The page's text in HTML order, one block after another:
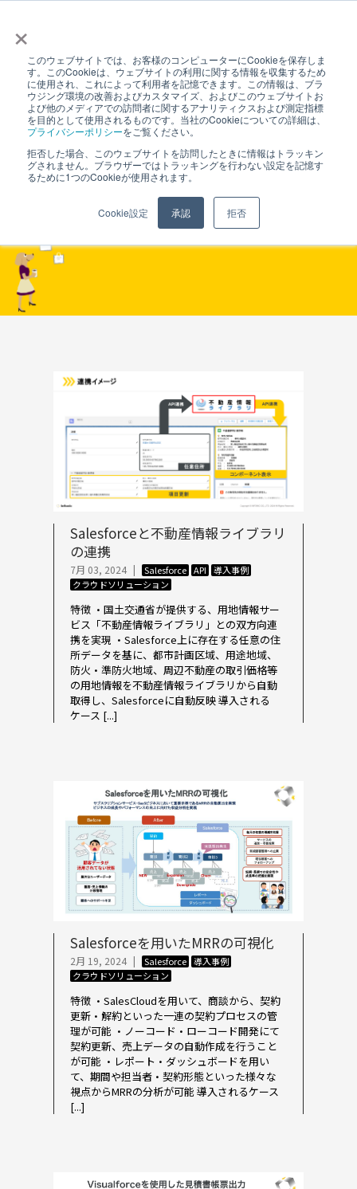
×
このウェブサイトでは、お客様のコンピューターにCookieを保存しま
す。このCookieは、ウェブサイトの利用に関する情報を収集するため
に使用され、これによって利用者を記憶できます。この情報は、ブラ
ウジング環境の改善およびカスタマイズ、およびこのウェブサイトお
よび他のメディアでの訪問者に関するアナリティクスおよび測定指標
を目的として使用されるものです。当社のCookieについての詳細は、
プライバシーポリシーをご覧ください。
拒否した場合、このウェブサイトを訪問したときに情報はトラッキン
グされません。ブラウザーではトラッキングを行わない設定を記憶す
るために1つのCookieが使用されます。
Cookie設定 承認 拒否
事例紹介
CASE STUDY
Salesforceと不動産情報ライブラリ
の連携
7月 03, 2024 | Salesforce API
導入事例
クラウドソリューション
特徴 ・国土交通省が提供する、用地情報サー
ビス「不動産情報ライブラリ」との双方向連
携を実現 ・Salesforce上に存在する任意の住
所データを基に、都市計画区域、用途地域、
防火・準防火地域、周辺不動産の取引価格等
の用地情報を不動産情報ライブラリから自動
取得し、Salesforceに自動反映 導入される
ケース [...]
Salesforceを用いたMRRの可視化
2月 19, 2024 | Salesforce 導入事例
クラウドソリューション
特徴 ・SalesCloudを用いて、商談から、契約
更新・解約といった一連の契約プロセスの管
理が可能 ・ノーコード・ローコード開発にて
契約更新、売上データの自動作成を行うこと
が可能 ・レポート・ダッシュボードを用い
て、期間や担当者・契約形態といった様々な
視点からMRRの分析が可能 導入されるケース
[...]